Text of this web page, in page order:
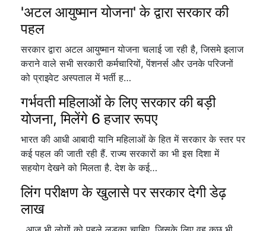
'अटल आयुष्मान योजना' के द्वारा सरकार की
पहल
सरकार द्वारा अटल आयुष्मान योजना चलाई जा रही है, जिसमे इलाज
कराने वाले सभी सरकारी कर्मचारियों, पेंशनर्स और उनके परिजनों
को प्राइवेट अस्पताल में भर्ती ह…
गर्भवती महिलाओं के लिए सरकार की बड़ी
योजना, मिलेंगे 6 हजार रूपए
भारत की आधी आबादी यानि महिलाओं के हित में सरकार के स्तर पर
कई पहल की जाती रही हैं. राज्य सरकारों का भी इस दिशा में
सहयोग देखने को मिलता है. देश के कई…
लिंग परीक्षण के खुलासे पर सरकार देगी डेढ़
लाख